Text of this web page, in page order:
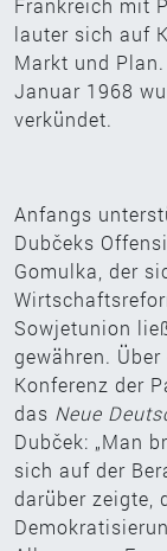
Frankreich mit
lauter sich auf
Markt und
Januar 1968
verkündet.
Anfangs
Dubčeks
Gomulka, der
Sowjetunion
gewähren.
Konferenz der
das Neue
Dubček: „Man
sich auf der
darüber zeigte,